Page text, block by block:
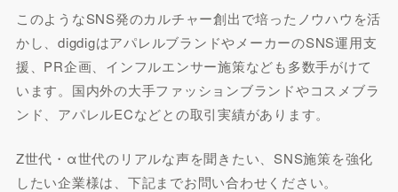
このようなSNS発のカルチャー創出で培ったノウハウを活
かし、digdigはアパレルブランドやメーカーのSNS運用支
援、PR企画、インフルエンサー施策なども多数手がけて
います。国内外の大手ファッションブランドやコスメブラ
ンド、アパレルECなどとの取引実績があります。
Z世代・α世代のリアルな声を聞きたい、SNS施策を強化
したい企業様は、下記までお問い合わせください。